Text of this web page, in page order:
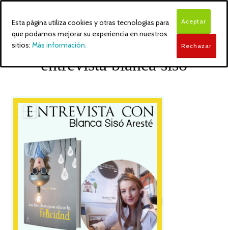
entrevista blanca sisó
Esta página utiliza cookies y otras tecnologías para
que podamos mejorar su experiencia en nuestros
sitios: Más información.
Aceptar
Rechazar